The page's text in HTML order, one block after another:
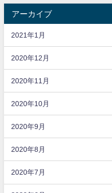
アーカイブ
2021年1月
2020年12月
2020年11月
2020年10月
2020年9月
2020年8月
2020年7月